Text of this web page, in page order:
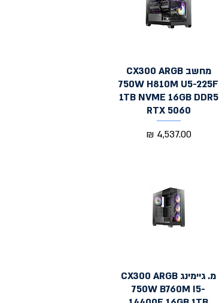
תצוגה מהירה
מחשב CX300 ARGB
750W H810M U5-225F
1TB NVME 16GB DDR5
RTX 5060
מחיר‏4,537.00 ‏₪
תצוגה מהירה
מ. גיימינג CX300 ARGB
750W B760M I5-